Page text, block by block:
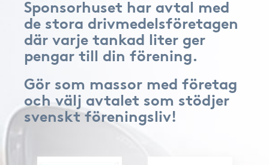
Sponsorhuset har avtal med
de stora drivmedelsföretagen
där varje tankad liter ger
pengar till din förening.
Gör som massor med företag
och välj avtalet som stödjer
svenskt föreningsliv!